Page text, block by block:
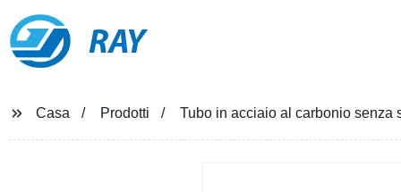
RAY
Casa Prodotti Tubo in acciaio al carbonio senza